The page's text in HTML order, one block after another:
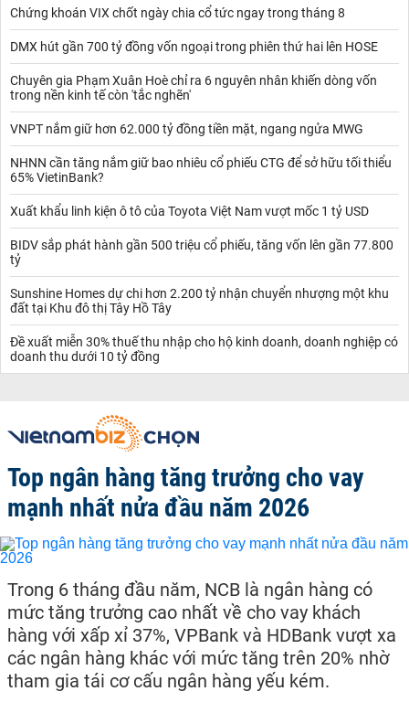
Chứng khoán VIX chốt ngày chia cổ tức ngay trong tháng 8
DMX hút gần 700 tỷ đồng vốn ngoại trong phiên thứ hai lên HOSE
Chuyên gia Phạm Xuân Hoè chỉ ra 6 nguyên nhân khiến dòng vốn
trong nền kinh tế còn 'tắc nghẽn'
VNPT nắm giữ hơn 62.000 tỷ đồng tiền mặt, ngang ngửa MWG
NHNN cần tăng nắm giữ bao nhiêu cổ phiếu CTG để sở hữu tối thiểu
65% VietinBank?
Xuất khẩu linh kiện ô tô của Toyota Việt Nam vượt mốc 1 tỷ USD
BIDV sắp phát hành gần 500 triệu cổ phiếu, tăng vốn lên gần 77.800
tỷ
Sunshine Homes dự chi hơn 2.200 tỷ nhận chuyển nhượng một khu
đất tại Khu đô thị Tây Hồ Tây
Đề xuất miễn 30% thuế thu nhập cho hộ kinh doanh, doanh nghiệp có
doanh thu dưới 10 tỷ đồng
Top ngân hàng tăng trưởng cho vay
mạnh nhất nửa đầu năm 2026
Trong 6 tháng đầu năm, NCB là ngân hàng có
mức tăng trưởng cao nhất về cho vay khách
hàng với xấp xỉ 37%, VPBank và HDBank vượt xa
các ngân hàng khác với mức tăng trên 20% nhờ
tham gia tái cơ cấu ngân hàng yếu kém.